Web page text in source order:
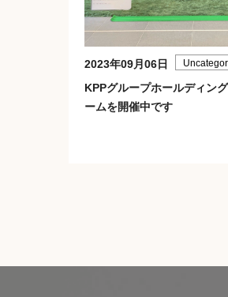
2023年09月06日
KPPグループホールディン
ームを開催中です